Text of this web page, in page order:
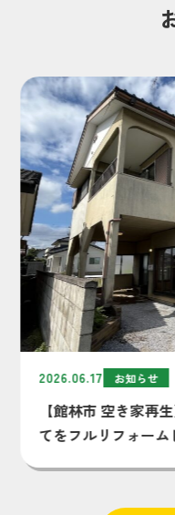
2026.06.17 お知らせ
【館林市 空き家再
てをフルリフォーム